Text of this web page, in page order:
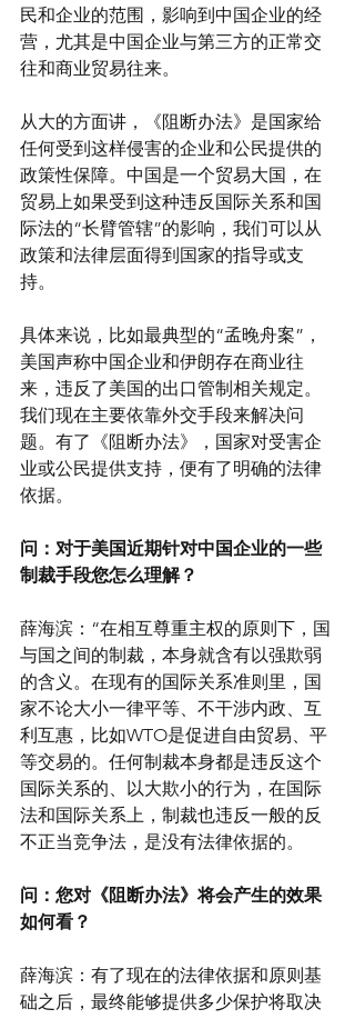
民和企业的范围，影响到中国企业的经
营，尤其是中国企业与第三方的正常交
往和商业贸易往来。
从大的方面讲，《阻断办法》是国家给
任何受到这样侵害的企业和公民提供的
政策性保障。中国是一个贸易大国，在
贸易上如果受到这种违反国际关系和国
际法的“长臂管辖”的影响，我们可以从
政策和法律层面得到国家的指导或支
持。
具体来说，比如最典型的“孟晚舟案”，
美国声称中国企业和伊朗存在商业往
来，违反了美国的出口管制相关规定。
我们现在主要依靠外交手段来解决问
题。有了《阻断办法》，国家对受害企
业或公民提供支持，便有了明确的法律
依据。
问：对于美国近期针对中国企业的一些
制裁手段您怎么理解？
薛海滨：“在相互尊重主权的原则下，国
与国之间的制裁，本身就含有以强欺弱
的含义。在现有的国际关系准则里，国
家不论大小一律平等、不干涉内政、互
利互惠，比如WTO是促进自由贸易、平
等交易的。任何制裁本身都是违反这个
国际关系的、以大欺小的行为，在国际
法和国际关系上，制裁也违反一般的反
不正当竞争法，是没有法律依据的。
问：您对《阻断办法》将会产生的效果
如何看？
薛海滨：有了现在的法律依据和原则基
础之后，最终能够提供多少保护将取决